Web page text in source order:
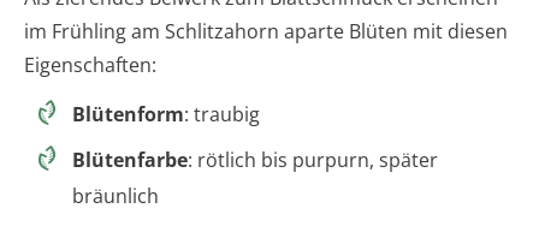
im Frühling am Schlitzahorn aparte Blüten mit diesen
Eigenschaften:
Blütenform: traubig
Blütenfarbe: rötlich bis purpurn, später
bräunlich